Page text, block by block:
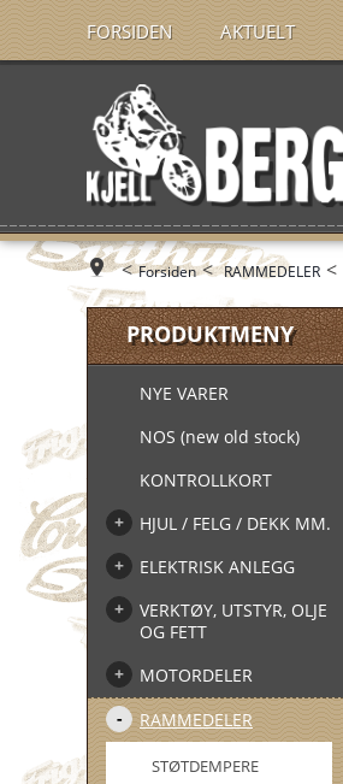
FORSIDEN AKTUELT
< Forsiden < RAMMEDELER <
PRODUKTMENY
NYE VARER
NOS (new old stock)
KONTROLLKORT
HJUL / FELG / DEKK MM.
ELEKTRISK ANLEGG
VERKTØY, UTSTYR, OLJE
OG FETT
MOTORDELER
RAMMEDELER
STØTDEMPERE